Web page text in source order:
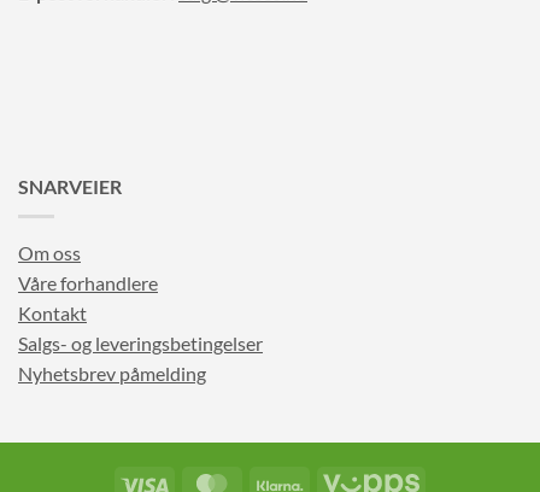
SNARVEIER
Om oss
Våre forhandlere
Kontakt
Salgs- og leveringsbetingelser
Nyhetsbrev påmelding
Visa MasterCardKlarna Vipps